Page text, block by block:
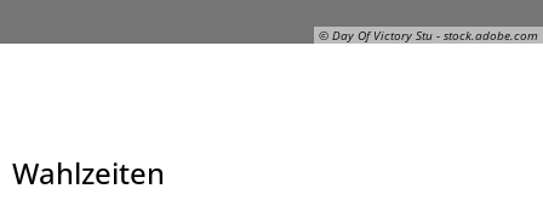
© Day Of Victory Stu - stock.adobe.com
Wahlzeiten